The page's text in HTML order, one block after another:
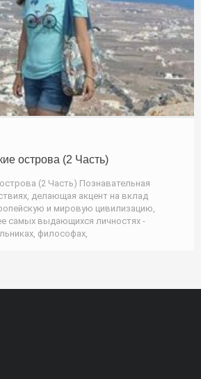
острова (2 Часть)
(2 Часть) Познавательная
делающая акцент на вклад
и мировую цивилизацию,
самых выдающихся личностях -
философах,